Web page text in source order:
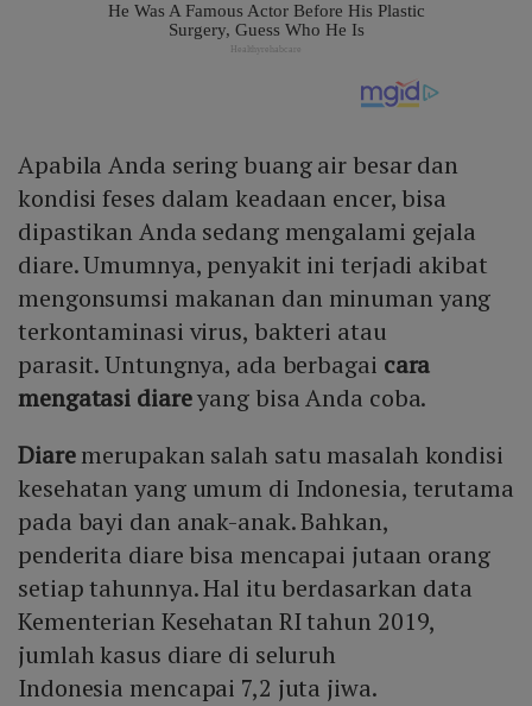
Apabila Anda sering buang air besar dan
kondisi feses dalam keadaan encer, bisa
dipastikan Anda sedang mengalami gejala
diare. Umumnya, penyakit ini terjadi akibat
mengonsumsi makanan dan minuman yang
terkontaminasi virus, bakteri atau
parasit. Untungnya, ada berbagai cara
mengatasi diareyang bisa Anda coba.
Diaremerupakan salah satu masalah kondisi
kesehatan yang umum di Indonesia, terutama
pada bayi dan anak-anak. Bahkan,
penderita diare bisa mencapai jutaan orang
setiap tahunnya. Hal itu berdasarkan data
Kementerian Kesehatan RI tahun 2019,
jumlah kasus diare di seluruh
Indonesia mencapai 7,2 juta jiwa.